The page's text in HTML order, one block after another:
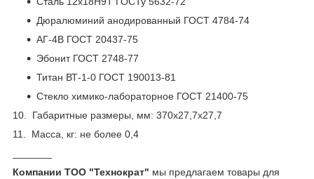
Дюралюминий анодированный ГОСТ 4784-74
АГ-4В ГОСТ 20437-75
Эбонит ГОСТ 2748-77
Титан ВТ-1-0 ГОСТ 190013-81
Стекло химико-лабораторное ГОСТ 21400-75
10. Габаритные размеры, мм: 370х27,7х27,7
11. Масса, кг: не более 0,4
Компании ТОО "Технократ" мы предлагаем товары для